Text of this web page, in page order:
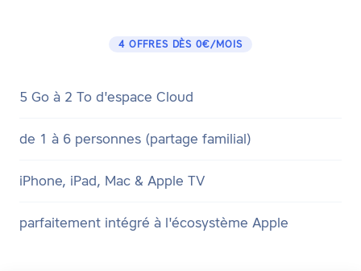
4 OFFRES DÈS 0€/MOIS
5 Go à 2 To d'espace Cloud
de 1 à 6 personnes (partage familial)
iPhone, iPad, Mac & Apple TV
parfaitement intégré à l'écosystème Apple